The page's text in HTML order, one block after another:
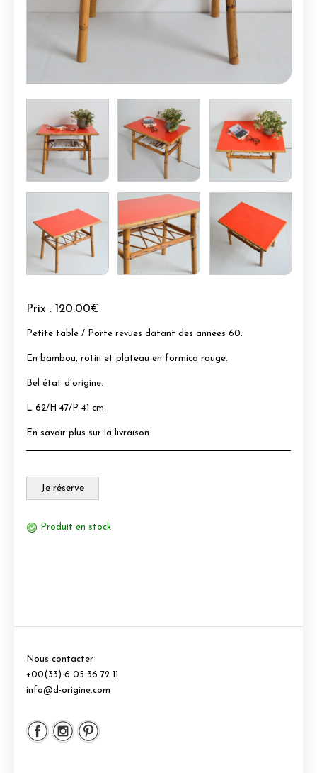
Prix : 120.00€
Petite table / Porte revues datant des années 60.
En bambou, rotin et plateau en formica rouge.
Bel état d'origine.
L 62/H 47/P 41 cm.
En savoir plus sur la livraison
Je réserve
Produit en stock
Nous contacter
+00(33) 6 05 36 72 11
info@d-origine.com